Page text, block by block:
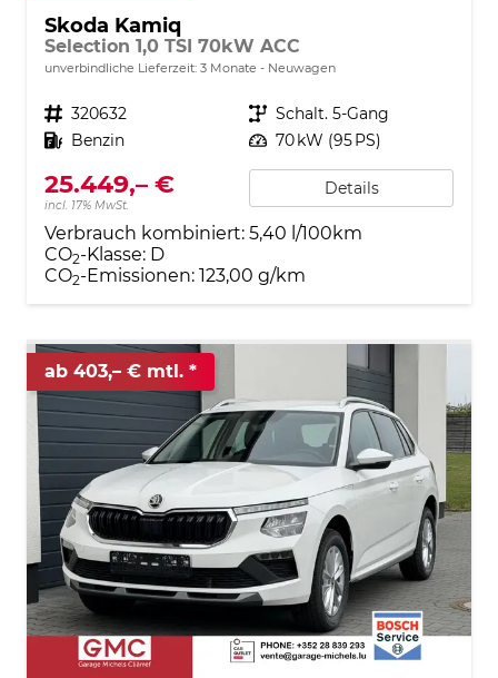
Skoda Kamiq
Selection 1,0 TSI 70kW ACC
unverbindliche Lieferzeit: 3 Monate Neuwagen
Fahrzeugnr. 320632 Getriebe Schalt. 5-Gang
Kraftstoff Benzin Leistung 70 kW (95 PS)
25.449,– €
incl. 17% MwSt.
Details
Verbrauch kombiniert: 5,40 l/100km
CO2-Klasse: D
CO2-Emissionen: 123,00 g/km
ab 403,– € mtl.